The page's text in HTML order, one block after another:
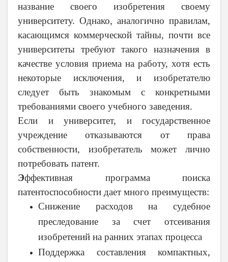
название своего изобретения своему
университету. Однако, аналогично правилам,
касающимся коммерческой тайны, почти все
университеты требуют такого назначения в
качестве условия приема на работу, хотя есть
некоторые исключения, и изобретателю
следует быть знакомым с конкретными
требованиями своего учебного заведения.
Если и университет, и государственное
учреждение отказываются от права
собственности, изобретатель может лично
потребовать патент.
Эффективная программа поиска
патентоспособности дает много преимуществ:
Снижение расходов на судебное
преследование за счет отсеивания
изобретений на ранних этапах процесса
Поддержка составления компактных,